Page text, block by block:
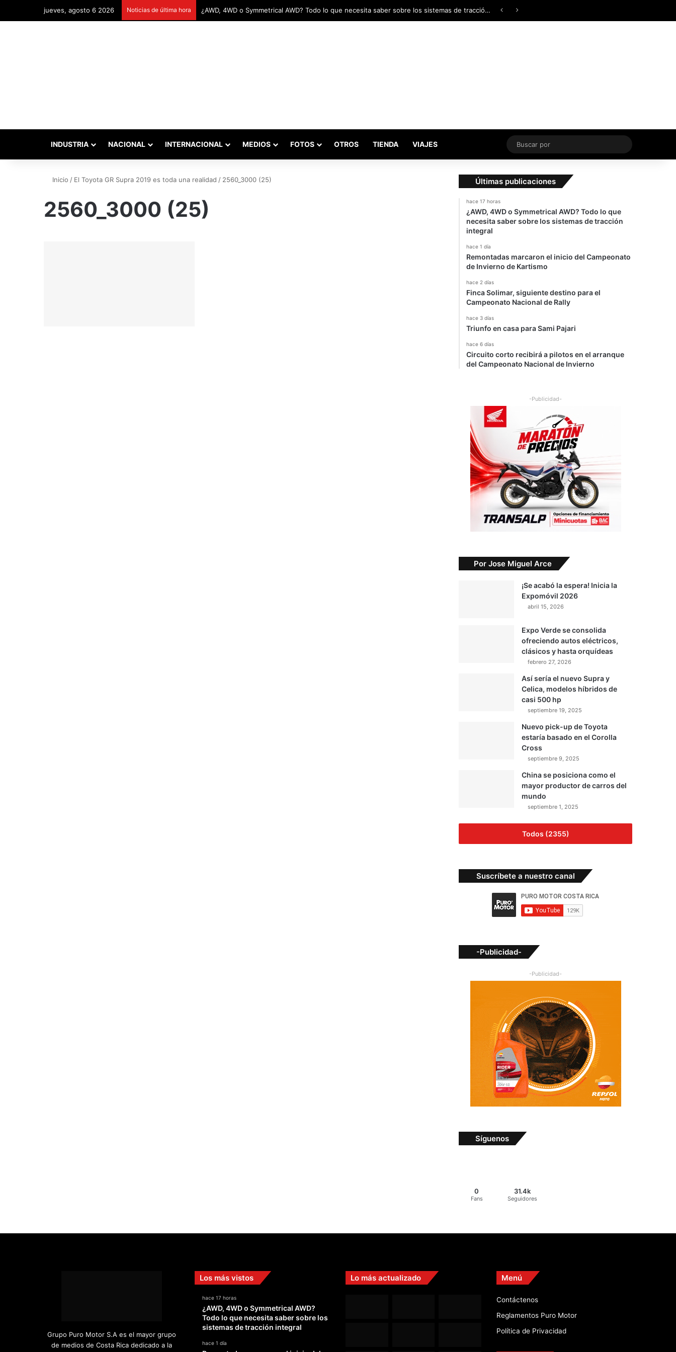
jueves, agosto 6 2026 Noticias de última hora ¿AWD, 4WD o Symmetrical AWD? Todo lo que necesita saber sobre los sistemas de tracción integral
INDUSTRIA NACIONAL INTERNACIONAL MEDIOS FOTOS OTROS TIENDA VIAJES
Buscar
por
Inicio / El Toyota GR Supra 2019 es toda una realidad / 2560_3000 (25)
2560_3000 (25)
Últimas publicaciones
hace 17 horas
¿AWD, 4WD o Symmetrical AWD? Todo lo que
necesita saber sobre los sistemas de tracción
integral
hace 1 día
Remontadas marcaron el inicio del Campeonato
de Invierno de Kartismo
hace 2 días
Finca Solimar, siguiente destino para el
Campeonato Nacional de Rally
hace 3 días
Triunfo en casa para Sami Pajari
hace 6 días
Circuito corto recibirá a pilotos en el arranque
del Campeonato Nacional de Invierno
-Publicidad-
Por Jose Miguel Arce
¡Se acabó la espera! Inicia la
Expomóvil 2026
abril 15, 2026
Expo Verde se consolida
ofreciendo autos eléctricos,
clásicos y hasta orquídeas
febrero 27, 2026
Así sería el nuevo Supra y
Celica, modelos híbridos de
casi 500 hp
septiembre 19, 2025
Nuevo pick-up de Toyota
estaría basado en el Corolla
Cross
septiembre 9, 2025
China se posiciona como el
mayor productor de carros del
mundo
septiembre 1, 2025
Todos (2355)
Suscríbete a nuestro canal
-Publicidad-
-Publicidad-
Síguenos
0
Fans
31.4k
Seguidores
Grupo Puro Motor S.A es el mayor grupo
de medios de Costa Rica dedicado a la
Los más vistos
hace 17 horas
¿AWD, 4WD o Symmetrical AWD?
Todo lo que necesita saber sobre los
sistemas de tracción integral
hace 1 día
Lo más actualizado Menú
Contáctenos
Reglamentos Puro Motor
Política de Privacidad